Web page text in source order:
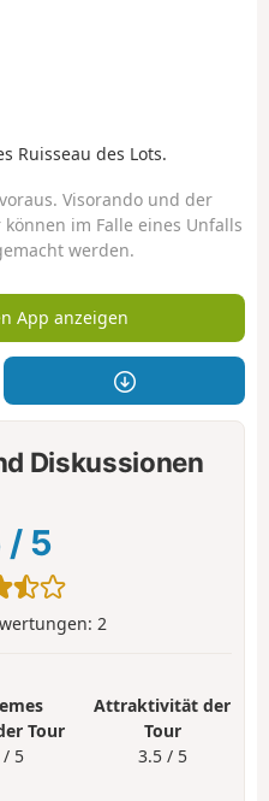
Ruisseau des Lots.
Visorando und der
im Falle eines Unfalls
werden.
App anzeigen
Diskussionen
/ 5
2
Tour
/ 5
Attraktivität der
Tour
3.5 / 5